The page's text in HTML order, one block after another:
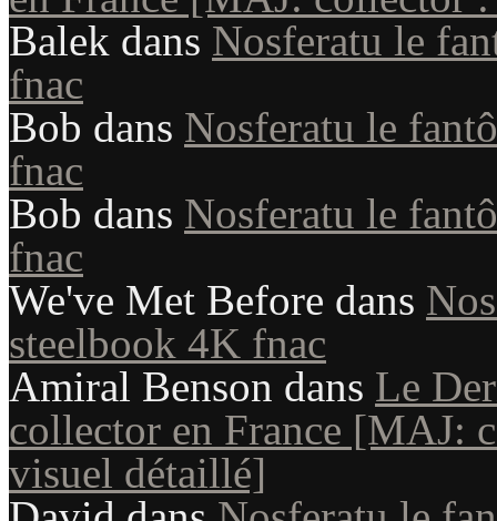
Balek dans Nosferatu le
fnac
Bob dans Nosferatu le
fnac
Bob dans Nosferatu le
fnac
We've Met Before dans
steelbook 4K fnac
Amiral Benson dans Le
collector en France [MAJ:
visuel détaillé]